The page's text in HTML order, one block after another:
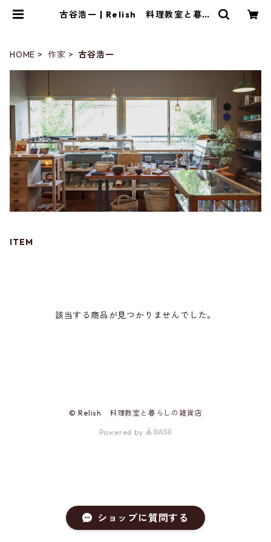
古谷浩一 | Relish 料理教室と暮ら
HOME 作家 古谷浩一
ITEM
該当する商品が見つかりませんでした。
© Relish 料理教室と暮らしの雑貨店
Powered by
ショップに質問する